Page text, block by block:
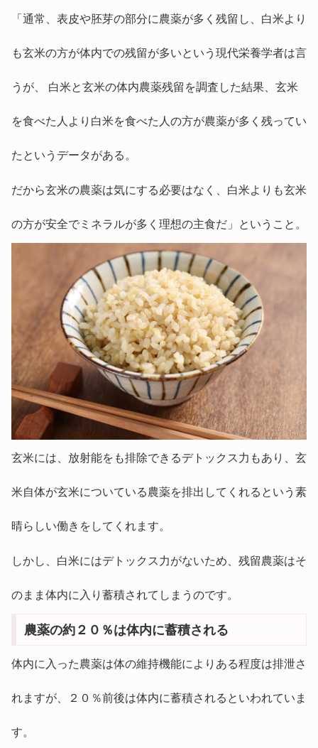
「通常、表皮や胚芽の部分に農薬が多く残留し、白米より
も玄米の方が体内での残留が多いという現代栄養学者は言
うが、 白米と玄米の体内農薬残留を調査した結果、玄米
を食べた人より白米を食べた人の方が農薬が多く残ってい
たというデータがある。
だから玄米の農薬は気にする必要はなく、白米よりも玄米
の方が安全でミネラルが多く理想の主食だ」ということ。
玄米には、放射能をも排除できるデトックス力もあり、玄
米自体が玄米についている農薬を排出してくれるという素
晴らしい働きをしてくれます。
しかし、白米にはデトックス力がないため、残留農薬はそ
のまま体内に入り蓄積されてしまうのです。
農薬の約２０％は体内に蓄積される
体内に入った農薬は体の維持機能によりある程度は排泄さ
れますが、２０％前後は体内に蓄積されるといわれていま
す。